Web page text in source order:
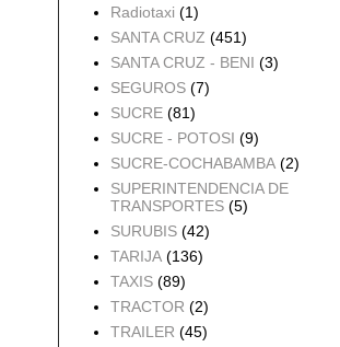
Radiotaxi (1)
SANTA CRUZ (451)
SANTA CRUZ - BENI (3)
SEGUROS (7)
SUCRE (81)
SUCRE - POTOSI (9)
SUCRE-COCHABAMBA (2)
SUPERINTENDENCIA DE
TRANSPORTES (5)
SURUBIS (42)
TARIJA (136)
TAXIS (89)
TRACTOR (2)
TRAILER (45)